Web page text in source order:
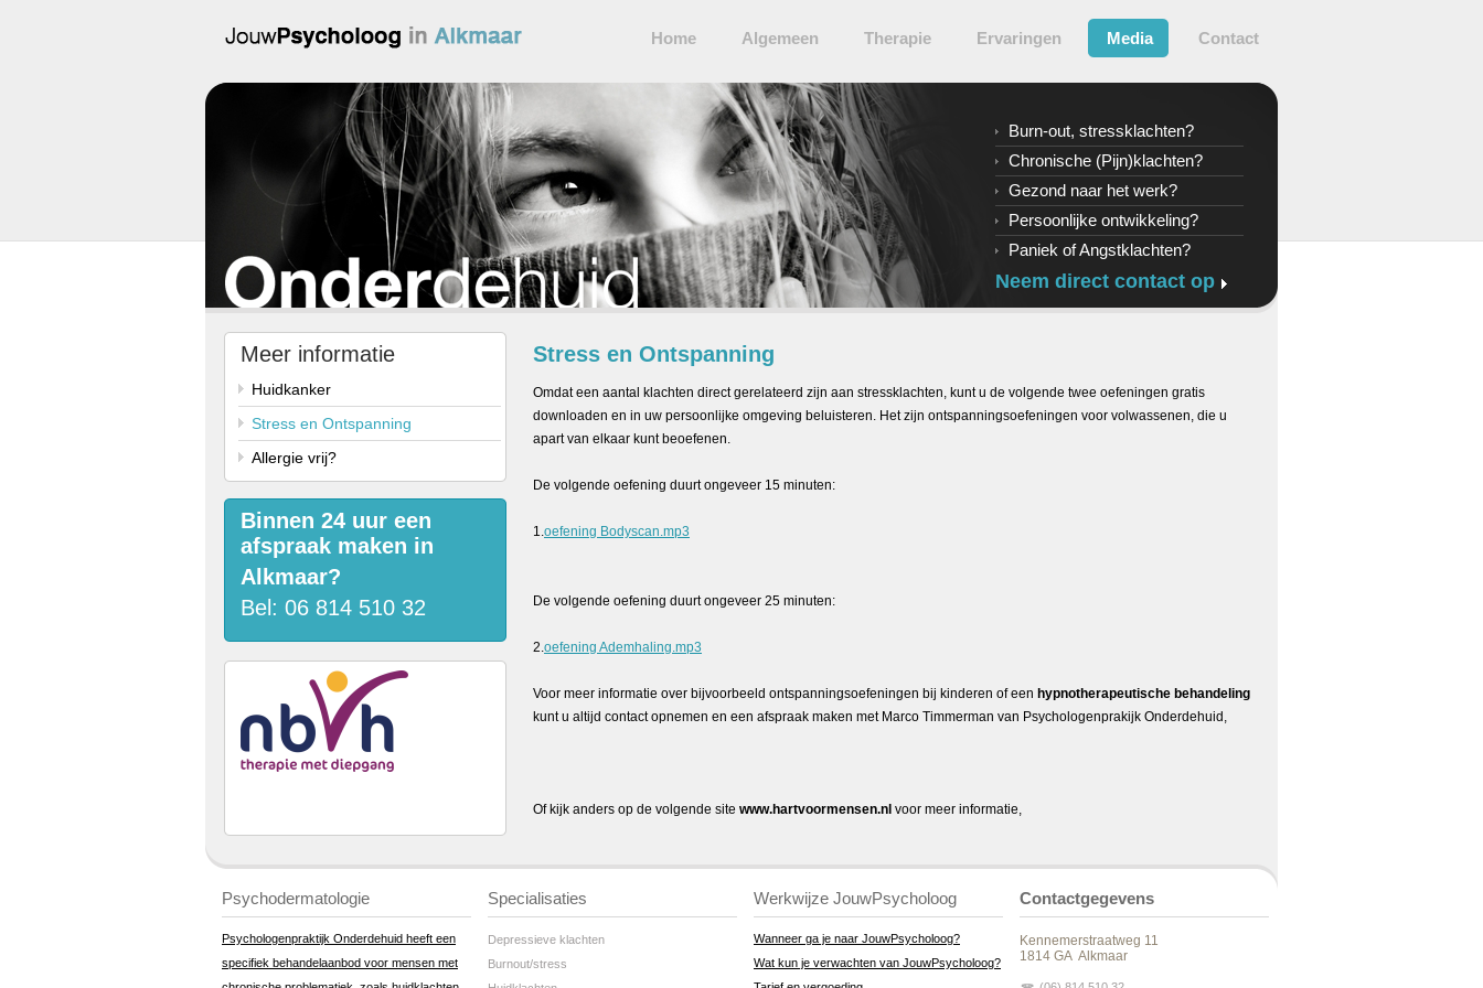
Home Algemeen Therapie Ervaringen Media Contact
Burn-out, stressklachten?
Chronische (Pijn)klachten?
Gezond naar het werk?
Persoonlijke ontwikkeling?
Paniek of Angstklachten?
Neem direct contact op
Meer informatie
Huidkanker
Stress en Ontspanning
Allergie vrij?
Binnen 24 uur een
afspraak maken in
Alkmaar?
Bel: 06 814 510 32
Stress en Ontspanning
Omdat een aantal klachten direct gerelateerd zijn aan stressklachten, kunt u de volgende twee oefeningen gratis
downloaden en in uw persoonlijke omgeving beluisteren. Het zijn ontspanningsoefeningen voor volwassenen, die u
apart van elkaar kunt beoefenen.
De volgende oefening duurt ongeveer 15 minuten:
1.oefening Bodyscan.mp3
De volgende oefening duurt ongeveer 25 minuten:
2.oefening Ademhaling.mp3
Voor meer informatie over bijvoorbeeld ontspanningsoefeningen bij kinderen of een hypnotherapeutische behandeling
kunt u altijd contact opnemen en een afspraak maken met Marco Timmerman van Psychologenprakijk Onderdehuid,
Of kijk anders op de volgende site www.hartvoormensen.nl voor meer informatie,
Psychodermatologie
Psychologenpraktijk Onderdehuid heeft een
specifiek behandelaanbod voor mensen met
Specialisaties
Depressieve klachten
Burnout/stress
Werkwijze JouwPsycholoog
Wanneer ga je naar JouwPsycholoog?
Wat kun je verwachten van JouwPsycholoog?
Contactgegevens
Kennemerstraatweg 11
1814 GA Alkmaar